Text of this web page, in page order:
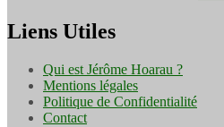
Liens Utiles
Qui est Jérôme Hoarau ?
Mentions légales
Politique de Confidentialité
Contact